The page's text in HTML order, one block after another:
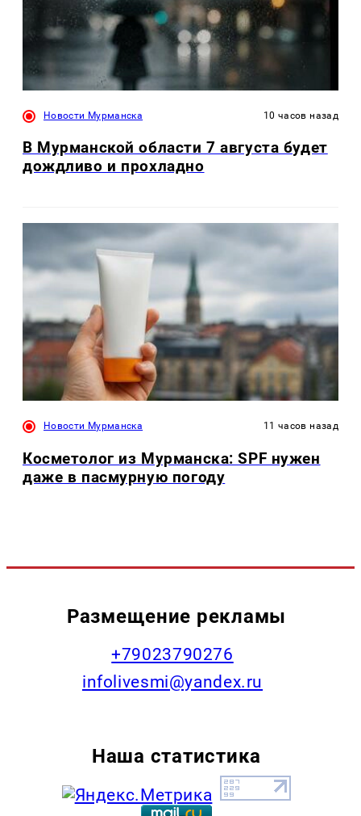
Новости Мурманска 10 часов назад
В Мурманской области 7 августа будет
дождливо и прохладно
Новости Мурманска 11 часов назад
Косметолог из Мурманска: SPF нужен
даже в пасмурную погоду
Размещение рекламы
+79023790276
infolivesmi@yandex.ru
Наша статистика